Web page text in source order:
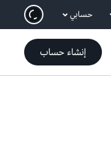
انتقل إلى المحتوى الرئيسي
حسابي
إنشاء حساب